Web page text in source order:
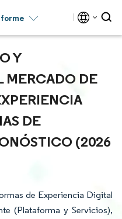
Y
MERCADO DE
DE
(2026
de Experiencia Digital
(Plataforma y Servicios),